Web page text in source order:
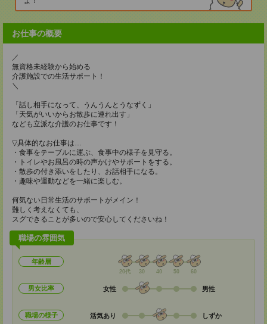
お仕事の概要
／
無資格未経験から始める
介護施設での生活サポート！
＼
「話し相手になって、うんうんとうなずく」
「天気がいいからお散歩に連れ出す」
なども立派な介護のお仕事です！
▽具体的なお仕事は…
・食事をテーブルに運ぶ、食事中の様子を見守る。
・トイレやお風呂の時の声かけやサポートをする。
・散歩の付き添いをしたり、お話相手になる。
・趣味や運動などを一緒に楽しむ。
何気ない日常生活のサポートがメイン！
難しく考えなくても、
スグできることが多いので安心してくださいね！
職場の雰囲気
年齢層
20代 30 40 50 60
男女比率 女性 男性
職場の様子 活気あり しずか